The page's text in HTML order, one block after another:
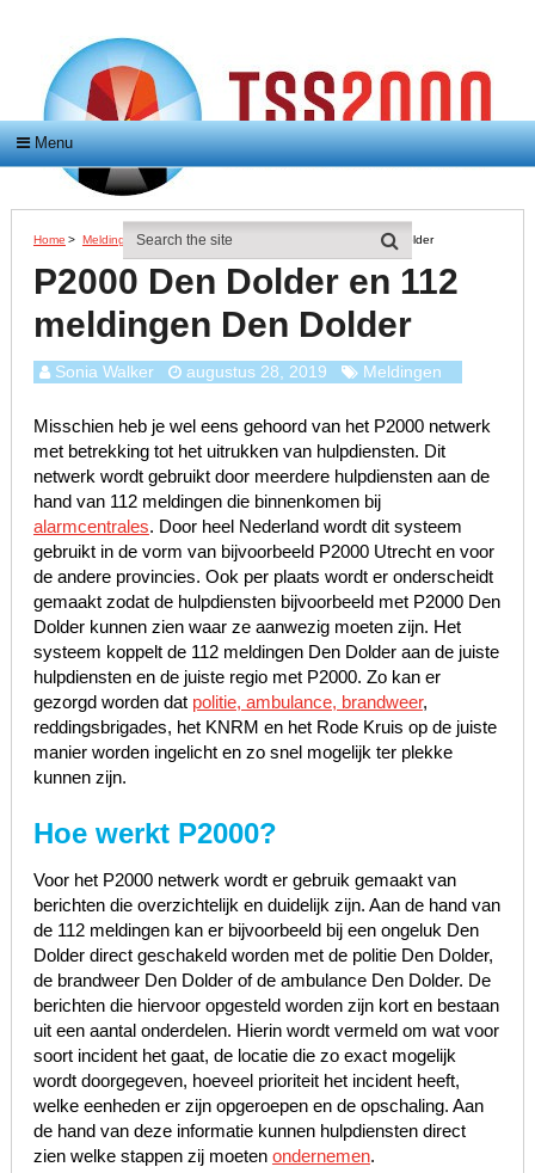
Menu
Home > Meldingen > P2000 Den Dolder En 112 Meldingen Den Dolder
P2000 Den Dolder en 112
meldingen Den Dolder
Sonia Walker augustus 28, 2019 Meldingen
Misschien heb je wel eens gehoord van het P2000 netwerk
met betrekking tot het uitrukken van hulpdiensten. Dit
netwerk wordt gebruikt door meerdere hulpdiensten aan de
hand van 112 meldingen die binnenkomen bij
alarmcentrales. Door heel Nederland wordt dit systeem
gebruikt in de vorm van bijvoorbeeld P2000 Utrecht en voor
de andere provincies. Ook per plaats wordt er onderscheidt
gemaakt zodat de hulpdiensten bijvoorbeeld met P2000 Den
Dolder kunnen zien waar ze aanwezig moeten zijn. Het
systeem koppelt de 112 meldingen Den Dolder aan de juiste
hulpdiensten en de juiste regio met P2000. Zo kan er
gezorgd worden dat politie, ambulance, brandweer,
reddingsbrigades, het KNRM en het Rode Kruis op de juiste
manier worden ingelicht en zo snel mogelijk ter plekke
kunnen zijn.
Hoe werkt P2000?
Voor het P2000 netwerk wordt er gebruik gemaakt van
berichten die overzichtelijk en duidelijk zijn. Aan de hand van
de 112 meldingen kan er bijvoorbeeld bij een ongeluk Den
Dolder direct geschakeld worden met de politie Den Dolder,
de brandweer Den Dolder of de ambulance Den Dolder. De
berichten die hiervoor opgesteld worden zijn kort en bestaan
uit een aantal onderdelen. Hierin wordt vermeld om wat voor
soort incident het gaat, de locatie die zo exact mogelijk
wordt doorgegeven, hoeveel prioriteit het incident heeft,
welke eenheden er zijn opgeroepen en de opschaling. Aan
de hand van deze informatie kunnen hulpdiensten direct
zien welke stappen zij moeten ondernemen.